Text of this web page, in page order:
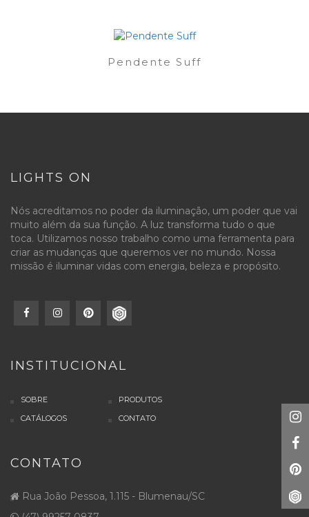
Pendente Suff
LIGHTS ON
Nós acreditamos no poder da iluminação, um poder que vai
muito além da sua função. A luz transforma tudo o que
toca. Utilizamos nosso trabalho como uma ferramenta para
criar as mudanças que queremos ver no mundo. Nossa
missão é iluminar vidas com energia, beleza e propósito.
INSTITUCIONAL
SOBRE
PRODUTOS
CATÁLOGOS
CONTATO
CONTATO
Rua João Pessoa, 1.115 - Blumenau/SC